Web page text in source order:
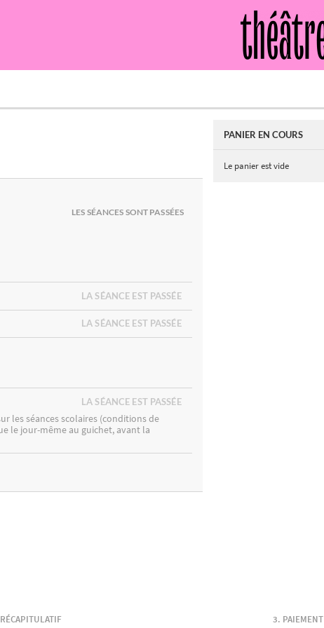
LES SÉANCES SONT PASSÉES
LA SÉANCE EST PASSÉE
LA SÉANCE EST PASSÉE
LA SÉANCE EST PASSÉE
les séances scolaires (conditions de
le jour-même au guichet, avant la
PANIER EN COURS
Le panier est vide
RÉCAPITULATIF PAIEMENT